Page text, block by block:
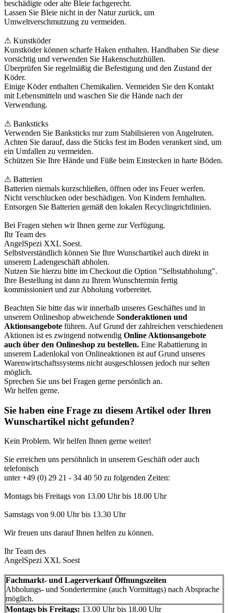
beschädigte oder alte Bleie fachgerecht.
Lassen Sie Bleie nicht in der Natur zurück, um
Umweltverschmutzung zu vermeiden.
⚠ Kunstköder
Kunstköder können scharfe Haken enthalten. Handhaben Sie diese
vorsichtig und verwenden Sie Hakenschutzhüllen.
Überprüfen Sie regelmäßig die Befestigung und den Zustand der
Köder.
Einige Köder enthalten Chemikalien. Vermeiden Sie den Kontakt
mit Lebensmitteln und waschen Sie die Hände nach der
Verwendung.
⚠ Banksticks
Verwenden Sie Banksticks nur zum Stabilisieren von Angelruten.
Achten Sie darauf, dass die Sticks fest im Boden verankert sind, um
ein Umfallen zu vermeiden.
Schützen Sie Ihre Hände und Füße beim Einstecken in harte Böden.
⚠ Batterien
Batterien niemals kurzschließen, öffnen oder ins Feuer werfen.
Nicht verschlucken oder beschädigen. Von Kindern fernhalten.
Entsorgen Sie Batterien gemäß den lokalen Recyclingrichtlinien.
Bei Fragen stehen wir Ihnen gerne zur Verfügung.
Ihr Team des
AngelSpezi XXL Soest.
Selbstverständlich können Sie Ihre Wunschartikel auch direkt in
unserem Ladengeschäft abholen.
Nutzen Sie hierzu bitte im Checkout die Option "Selbstabholung".
Ihre Bestellung ist dann zu Ihrem Wunschtermin fertig
kommissioniert und zur Abholung vorbereitet.
Beachten Sie bitte das wir innerhalb unseres Geschäftes und in
unserem Onlineshop abweichende Sonderaktionen und
Aktionsangebote führen. Auf Grund der zahlreichen verschiedenen
Aktionen ist es zwingend notwendig Online Aktionsangebote
auch über den Onlineshop zu bestellen. Eine Rabattierung in
unserem Ladenlokal von Onlineaktionen ist auf Grund unseres
Warenwirtschaftssystems nicht ausgeschlossen jedoch nur selten
möglich.
Sprechen Sie uns bei Fragen gerne persönlich an.
Wir helfen gerne.
Sie haben eine Frage zu diesem Artikel oder Ihren
Wunschartikel nicht gefunden?
Kein Problem. Wir helfen Ihnen gerne weiter!
Sie erreichen uns persöhnlich in unserem Geschäft oder auch
telefonisch
unter +49 (0) 29 21 - 34 40 50 zu folgenden Zeiten:
Montags bis Freitags von 13.00 Uhr bis 18.00 Uhr
Samstags von 9.00 Uhr bis 13.30 Uhr
Wir freuen uns darauf Ihnen helfen zu können.
Ihr Team des
AngelSpezi XXL Soest
Fachmarkt- und Lagerverkauf Öffnungszeiten
Abholungs- und Sondertermine (auch Vormittags) nach Absprache
möglich.
Montags bis Freitags: 13.00 Uhr bis 18.00 Uhr